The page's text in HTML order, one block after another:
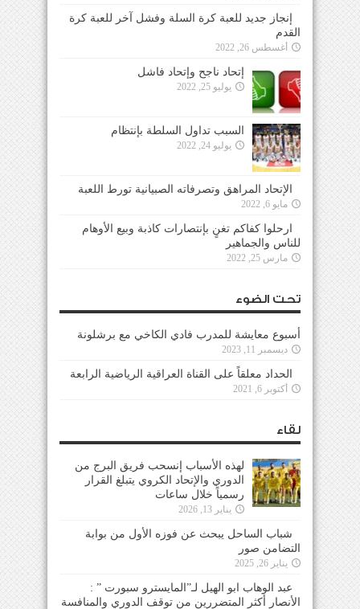
إنجاز جديد للعبة كرة السلة وفشل آخر للعبة كرة
القدم
أغسطس 26, 2022
إتحاد ناجح وإتحاد فاشل
يوليو 25, 2022
السبب تداول السلطة بإنتظام
يوليو 24, 2022
الإتحاد المراهق وتصرفاته الصبيانية تورط اللعبة
مايو 6, 2022
ارحلوا كفاكم تغنٍ بإنتصارات كاذبة وبيع الأوهام
للناس والجماهير
مارس 25, 2022
تحت الضوء
أسبوع معايشة للمدرب فادي الكاخي مع برشلونة
ديسمبر 11, 2023
الحداد معلقاً على القناة العراقية الرياضية الرابعة
أكتوبر 6, 2021
لقاء
لهذه الأسباب إنسحب فريق البرج من
الدوري والإتحاد الكروي يتبلغ القرار
رسمياً خلال ساعات
يناير 13, 2026
شباب الساحل يبحث عن فوزه الأول من بوابة
التضامن صور
يناير 26, 2025
عبد الوهاب ابو الهيل لـ”المايسترو سبورت ” :
الأنصار أكثر المتضررين من توقف الدوري والمنافسة